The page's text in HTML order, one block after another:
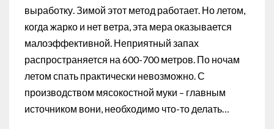
выработку. Зимой этот метод работает. Но летом,
когда жарко и нет ветра, эта мера оказывается
малоэффективной. Неприятный запах
распространяется на 600-700 метров. По ночам
летом спать практически невозможно. С
производством мясокостной муки – главным
источником вони, необходимо что-то делать…